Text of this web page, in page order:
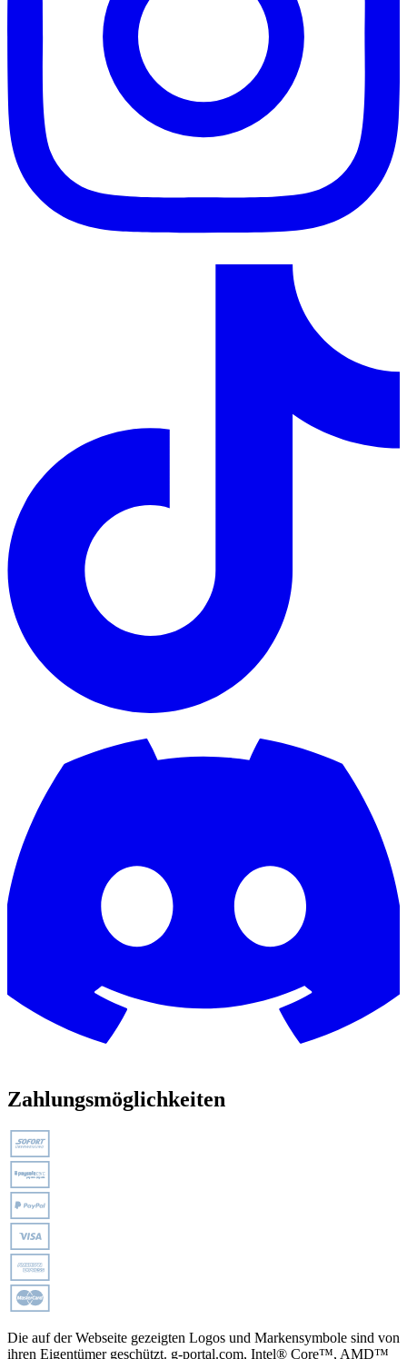
Zahlungsmöglichkeiten
Die auf der Webseite gezeigten Logos und Markensymbole sind von
ihren Eigentümer geschützt. g-portal.com, Intel® Core™, AMD™